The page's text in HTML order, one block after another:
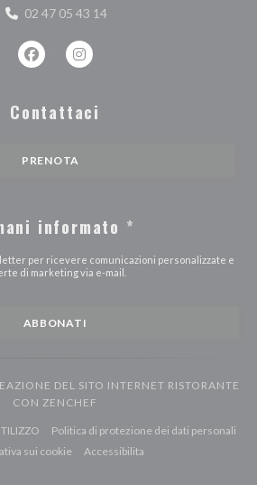
02 47 05 43 14
Facebook ((apre una nuova finestra))
Instagram ((apre una nuova
Contattaci
PRENOTA
informato *
per ricevere comunicazioni personalizzate e
di marketing via e-mail.
ABBONATI
DEL SITO INTERNET RISTORANTE
CON ZENCHEF
finestra))((apre una nuova finestra))
Politica di protezione dei dati personali
sui cookie((apre una nuova finestra))
Accessibilita